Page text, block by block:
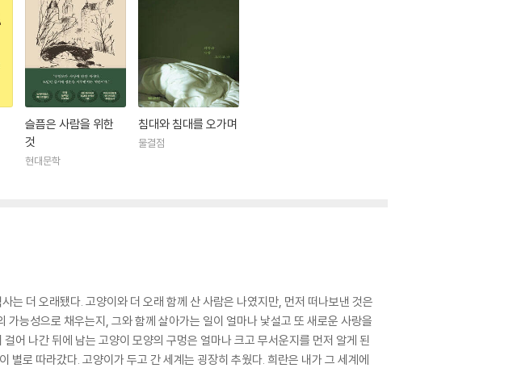
슬픔은 사람을 위한
것
현대문학
침대와 침대를 오가며
물결점
는 더 오래됐다. 고양이와 더 오래 함께 산 사람은 나였지만, 먼저 떠나보낸 것은
능성으로 채우는지, 그와 함께 살아가는 일이 얼마나 낯설고 또 새로운 사랑을
어 나간 뒤에 남는 고양이 모양의 구멍은 얼마나 크고 무서운지를 먼저 알게 된
별로 따라갔다. 고양이가 두고 간 세계는 굉장히 추웠다. 희란은 내가 그 세계에